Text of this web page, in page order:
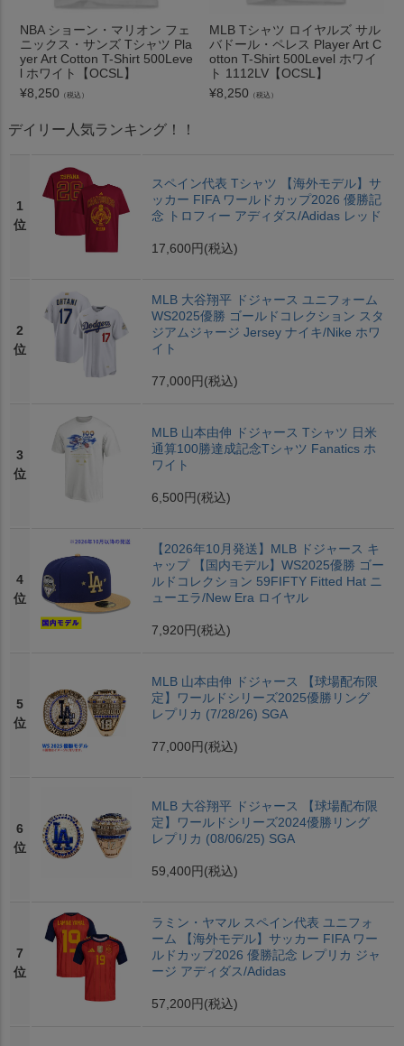
NBA ショーン・マリオン フェ
ニックス・サンズ Tシャツ Pla
yer Art Cotton T-Shirt 500Leve
l ホワイト【OCSL】
¥8,250 （税込）
MLB Tシャツ ロイヤルズ サル
バドール・ペレス Player Art C
otton T-Shirt 500Level ホワイ
ト 1112LV【OCSL】
¥8,250 （税込）
デイリー人気ランキング！！
1
位
スペイン代表 Tシャツ 【海外モデル】サ
ッカー FIFA ワールドカップ2026 優勝記
念 トロフィー アディダス/Adidas レッド
17,600円 (税込)
2
位
MLB 大谷翔平 ドジャース ユニフォーム
WS2025優勝 ゴールドコレクション スタ
ジアムジャージ Jersey ナイキ/Nike ホワ
イト
77,000円 (税込)
3
位
MLB 山本由伸 ドジャース Tシャツ 日米
通算100勝達成記念Tシャツ Fanatics ホ
ワイト
6,500円 (税込)
4
位
【2026年10月発送】MLB ドジャース キ
ャップ 【国内モデル】WS2025優勝 ゴー
ルドコレクション 59FIFTY Fitted Hat ニ
ューエラ/New Era ロイヤル
7,920円 (税込)
5
位
MLB 山本由伸 ドジャース 【球場配布限
定】ワールドシリーズ2025優勝リング
レプリカ (7/28/26) SGA
77,000円 (税込)
6
位
MLB 大谷翔平 ドジャース 【球場配布限
定】ワールドシリーズ2024優勝リング
レプリカ (08/06/25) SGA
59,400円 (税込)
7
位
ラミン・ヤマル スペイン代表 ユニフォ
ーム 【海外モデル】サッカー FIFA ワー
ルドカップ2026 優勝記念 レプリカ ジャ
ージ アディダス/Adidas
57,200円 (税込)